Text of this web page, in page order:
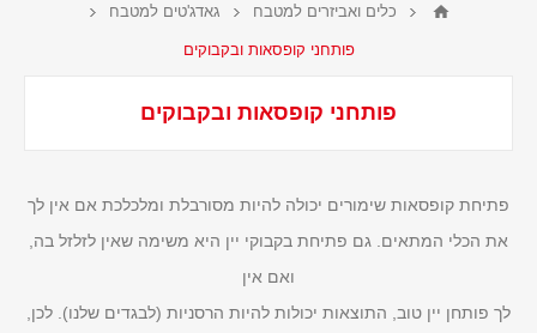
כלים ואביזרים למטבח גאדג'טים למטבח
פותחני קופסאות ובקבוקים
פותחני קופסאות ובקבוקים
פתיחת קופסאות שימורים יכולה להיות מסורבלת ומלכלכת אם אין לך
את הכלי המתאים. גם פתיחת בקבוקי יין היא משימה שאין לזלזל בה,
ואם אין
לך פותחן יין טוב, התוצאות יכולות להיות הרסניות (לבגדים שלנו). לכן,